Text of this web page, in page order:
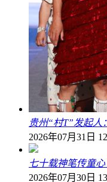
贵州“村T”发起人
2026年07月31日
七十载神笔传童
2026年07月30日